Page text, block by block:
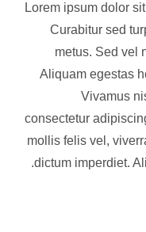
Lorem ipsum dolor
Curabitur sed
metus. Sed vel
Aliquam egestas
Vivamus
consectetur
mollis felis vel,
dictum imperdiet.